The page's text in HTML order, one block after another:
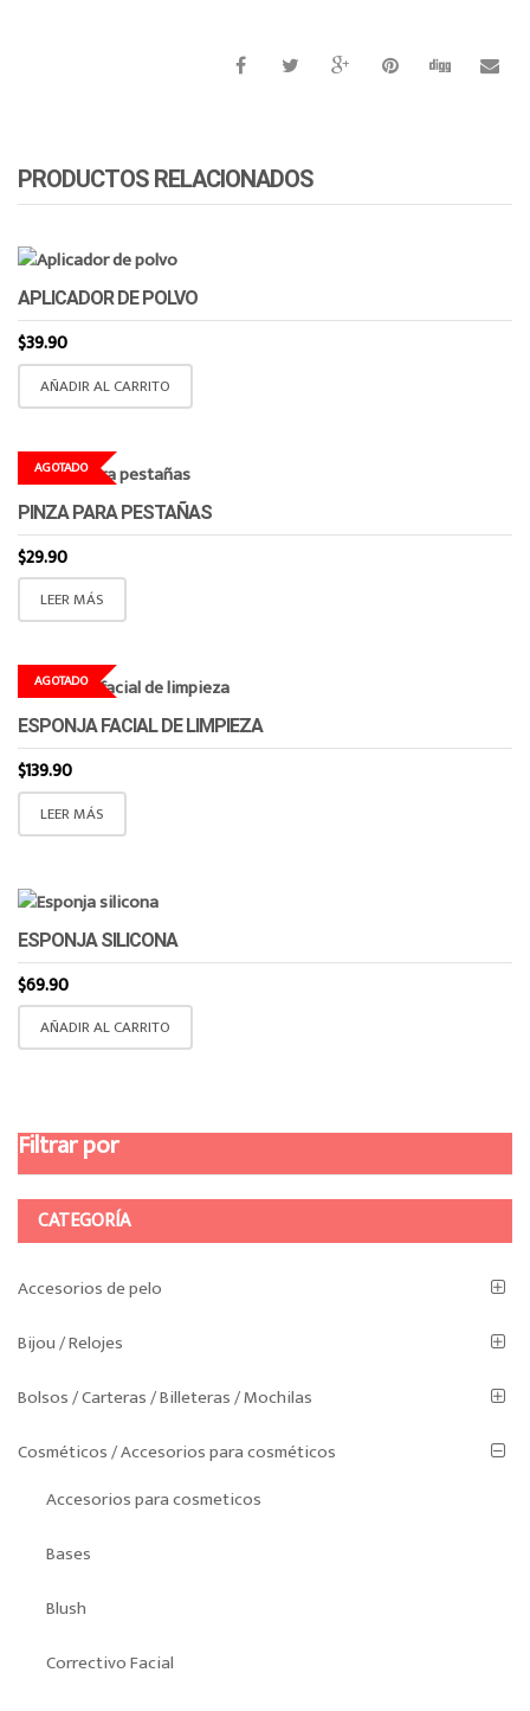
PRODUCTOS RELACIONADOS
APLICADOR DE POLVO
$39.90
AÑADIR AL CARRITO
AGOTADO
PINZA PARA PESTAÑAS
$29.90
LEER MÁS
AGOTADO
ESPONJA FACIAL DE LIMPIEZA
$139.90
LEER MÁS
ESPONJA SILICONA
$69.90
AÑADIR AL CARRITO
Filtrar por
CATEGORÍA
Accesorios de pelo
Bijou / Relojes
Bolsos / Carteras / Billeteras / Mochilas
Cosméticos / Accesorios para cosméticos
Accesorios para cosmeticos
Bases
Blush
Correctivo Facial